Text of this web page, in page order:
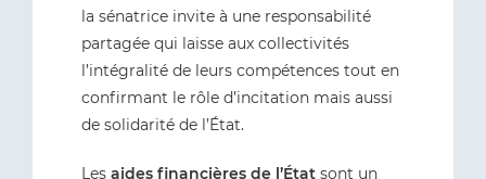
la sénatrice invite à une responsabilité
partagée qui laisse aux collectivités
l’intégralité de leurs compétences tout en
confirmant le rôle d’incitation mais aussi
de solidarité de l’État.
Les aides financières de l’État sont un